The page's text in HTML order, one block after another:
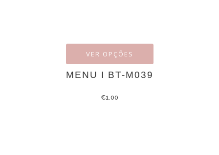
VER OPÇÕES
MENU I BT-M039
€1.00